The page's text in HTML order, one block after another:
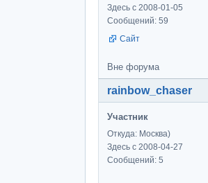
Здесь с 2008-01-05
Сообщений: 59
Сайт
Вне форума
rainbow_chaser
Участник
Откуда: Москва)
Здесь с 2008-04-27
Сообщений: 5